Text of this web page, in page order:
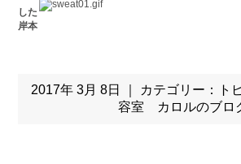
した
岸本
2017年 3月 8日 ｜ カテゴリー： ト
容室 カロルのブロ